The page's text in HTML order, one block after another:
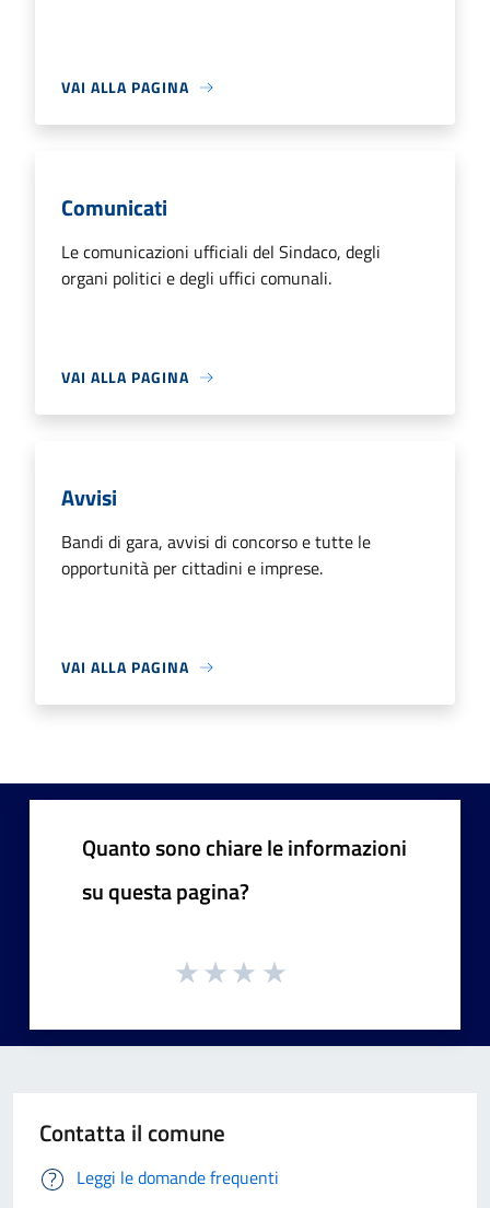
VAI ALLA PAGINA
Comunicati
Le comunicazioni ufficiali del Sindaco, degli
organi politici e degli uffici comunali.
VAI ALLA PAGINA
Avvisi
Bandi di gara, avvisi di concorso e tutte le
opportunità per cittadini e imprese.
VAI ALLA PAGINA
Quanto sono chiare le informazioni
su questa pagina?
Contatta il comune
Leggi le domande frequenti